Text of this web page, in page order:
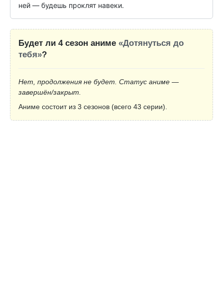
ней — будешь проклят навеки.
Будет ли 4 сезон аниме «Дотянуться до
тебя»?
Нет, продолжения не будет. Статус аниме —
завершён/закрыт.
Аниме состоит из 3 сезонов (всего 43 серии).